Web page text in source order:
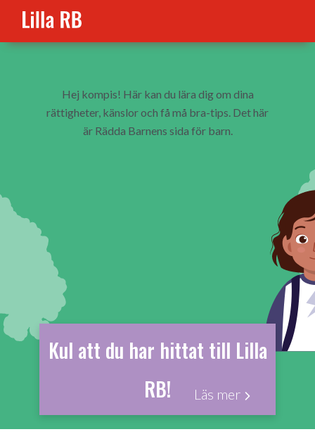
Hej kompis! Här kan du lära dig om dina
rättigheter, känslor och få må bra-tips. Det här
är Rädda Barnens sida för barn.
Kul att du har hittat till Lilla
RB!
Läs mer